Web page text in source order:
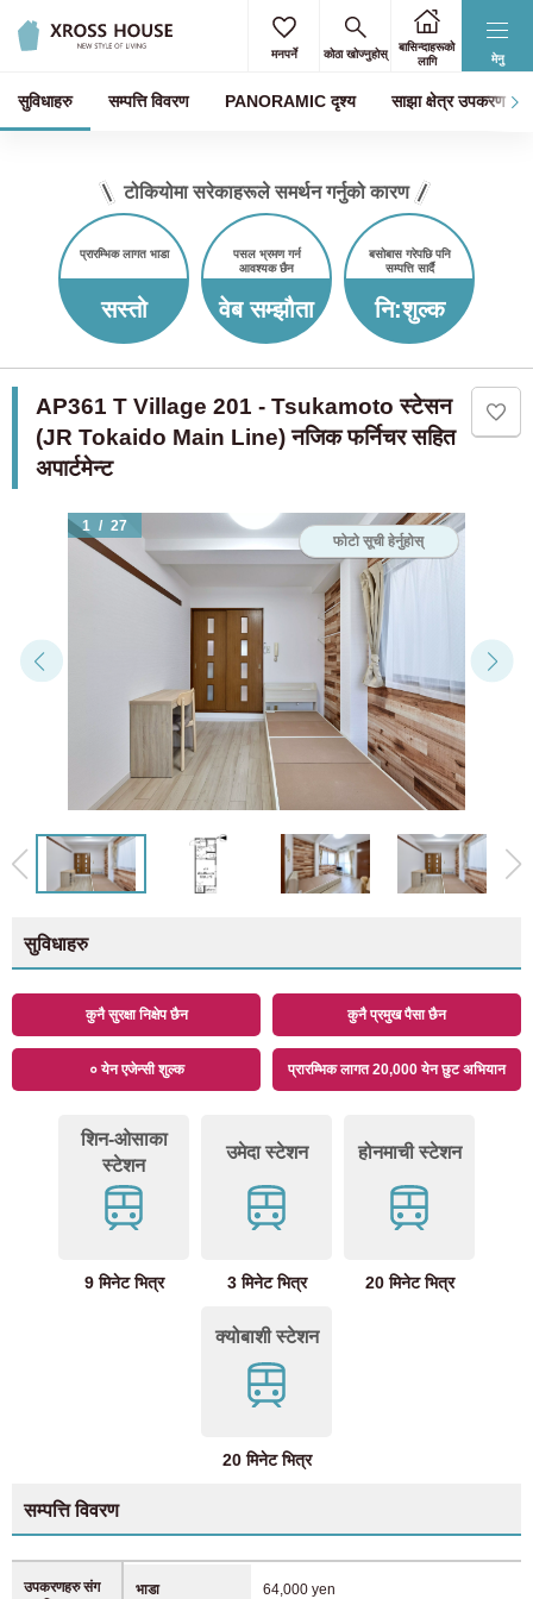
मेनु
मनपर्ने कोठा खोज्नुहोस्
बासिन्दाहरूको
लागि
सुविधाहरु सम्पत्ति विवरण PANORAMIC दृश्य साझा क्षेत्र उपकरण
टोकियोमा सरेकाहरूले समर्थन गर्नुको कारण
प्रारम्भिक लागत भाडा
सस्तो
पसल भ्रमण गर्न
आवश्यक छैन
वेब सम्झौता
बसोबास गरेपछि पनि
सम्पत्ति सार्दै
नि:शुल्क
AP361 T Village 201 - Tsukamoto स्टेसन
(JR Tokaido Main Line) नजिक फर्निचर सहित
अपार्टमेन्ट
फोटो सूची हेर्नुहोस्
1 / 27
सुविधाहरु
कुनै सुरक्षा निक्षेप छैन कुनै प्रमुख पैसा छैन
० येन एजेन्सी शुल्क प्रारम्भिक लागत 20,000 येन छुट अभियान
शिन-ओसाका
स्टेशन
9 मिनेट भित्र
उमेदा स्टेशन
3 मिनेट भित्र
होनमाची स्टेशन
20 मिनेट भित्र
क्योबाशी स्टेशन
20 मिनेट भित्र
सम्पत्ति विवरण
उपकरणहरु संग
भाडा 64,000 yen